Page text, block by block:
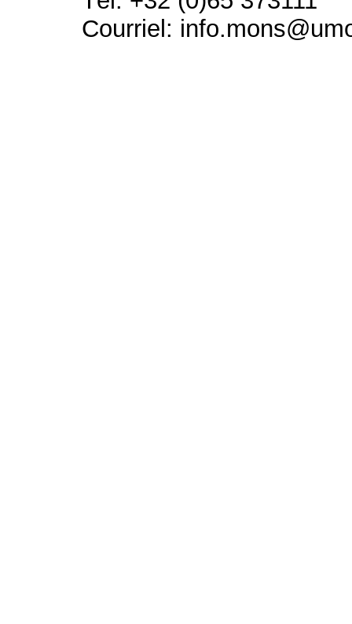
Courriel: